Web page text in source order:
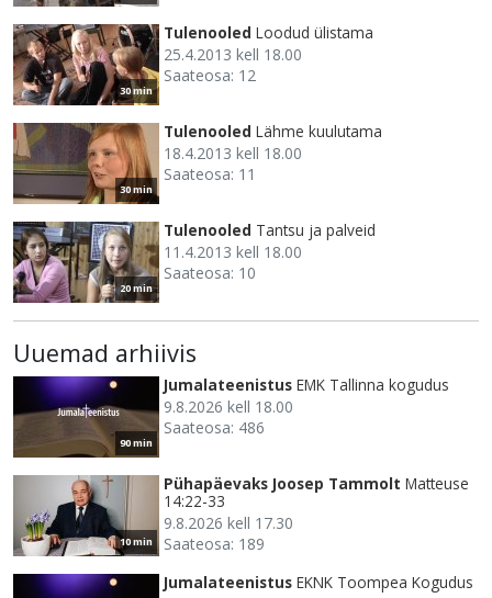
30 min
Tulenooled Loodud ülistama
25.4.2013 kell 18.00
Saateosa: 12
30 min
Tulenooled Lähme kuulutama
18.4.2013 kell 18.00
Saateosa: 11
20 min
Tulenooled Tantsu ja palveid
11.4.2013 kell 18.00
Saateosa: 10
Uuemad arhiivis
90 min
Jumalateenistus EMK Tallinna kogudus
9.8.2026 kell 18.00
Saateosa: 486
10 min
Pühapäevaks Joosep Tammolt Matteuse
14:22-33
9.8.2026 kell 17.30
Saateosa: 189
Jumalateenistus EKNK Toompea Kogudus